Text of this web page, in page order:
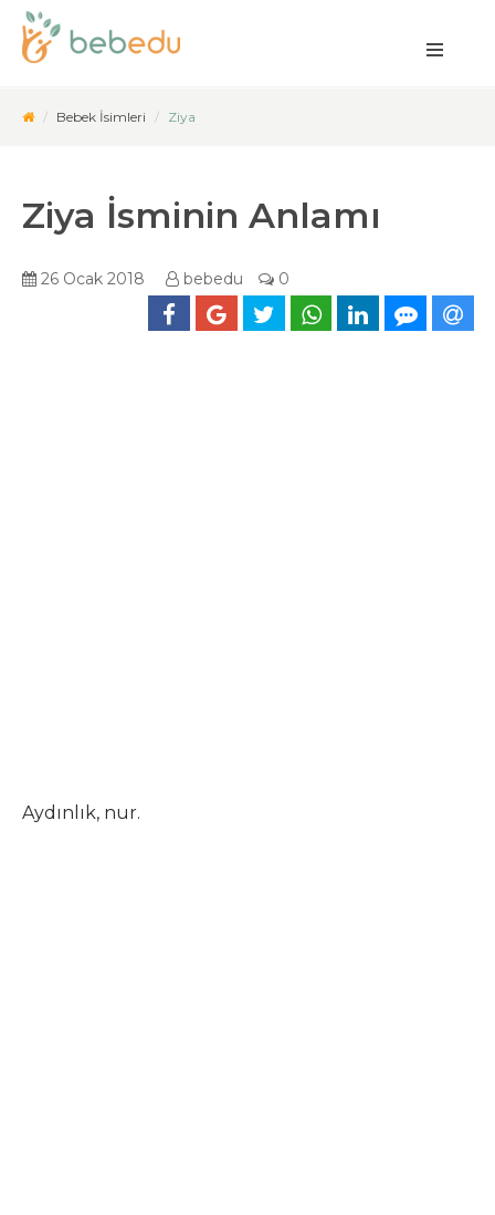
Bebek İsimleri Ziya
Ziya İsminin Anlamı
26 Ocak 2018 bebedu 0
Aydınlık, nur.